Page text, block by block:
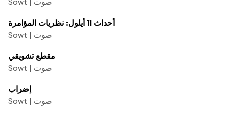
أحداث 11 أيلول: نظريات المؤامرة
Sowt | صوت
مقطع تشويقي
Sowt | صوت
إضراب
Sowt | صوت